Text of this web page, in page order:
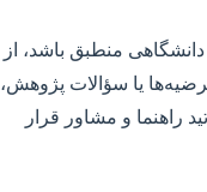
منطبق باشد، از
یا سؤالات پژوهش،
راهنما و مشاور قرار